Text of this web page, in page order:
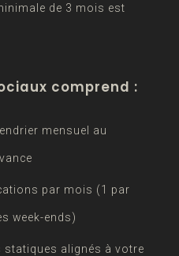
de 3 mois est
comprend :
mensuel au
par mois (1 par
week-ends)
statiques alignés à votre